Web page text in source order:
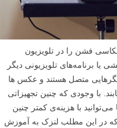
فشن را در تلویزیون
یا برنامه‌های تلویزیونی دیگر
متصل هستند و عکس ها
با وجودی که چنین تجهیزاتی
با هزینه‌ی کمتر چنین
که در این مطلب لنزک به آموزش